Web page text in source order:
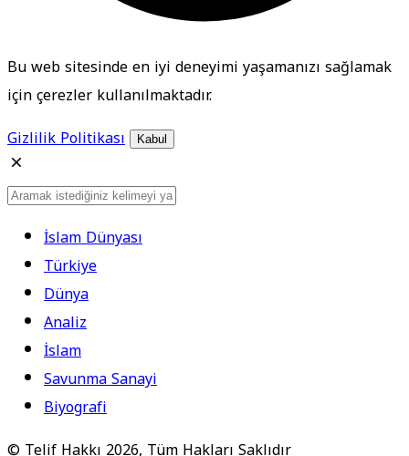
Bu web sitesinde en iyi deneyimi yaşamanızı sağlamak
için çerezler kullanılmaktadır.
Gizlilik Politikası
Kabul
İslam Dünyası
Türkiye
Dünya
Analiz
İslam
Savunma Sanayi
Biyografi
© Telif Hakkı 2026, Tüm Hakları Saklıdır